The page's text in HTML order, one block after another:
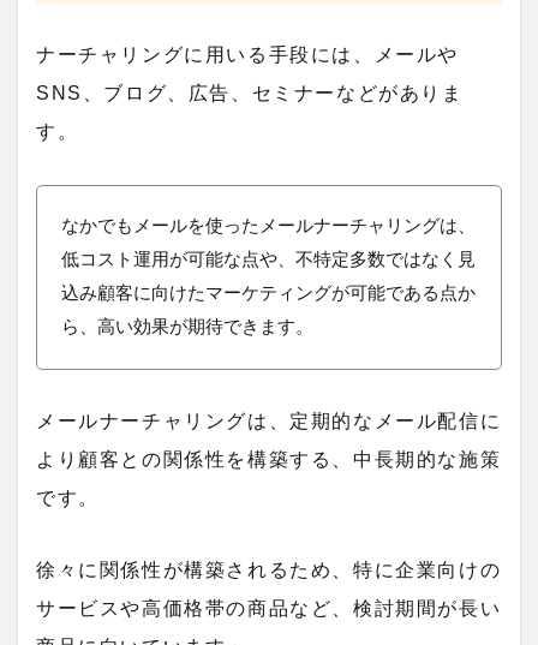
ナーチャリングに用いる手段には、メールや
SNS、ブログ、広告、セミナーなどがありま
す。
なかでもメールを使った メールナーチャリングは、
低コスト運用が可能な点や、不特定多数ではなく見
込み顧客に向けたマーケティングが可能である点か
ら、高い効果が期待できます。
メールナーチャリングは、定期的なメール配信に
より顧客との関係性を構築する、中長期的な施策
です。
徐々に関係性が構築されるため、特に企業向けの
サービスや高価格帯の商品など、検討期間が長い